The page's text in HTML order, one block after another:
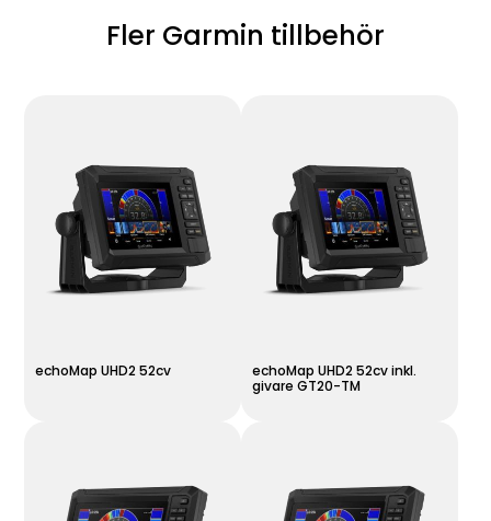
Fler Garmin tillbehör
echoMap UHD2 52cv
echoMap UHD2 52cv inkl.
givare GT20-TM